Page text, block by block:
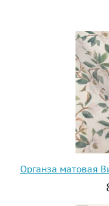
Органза матовая